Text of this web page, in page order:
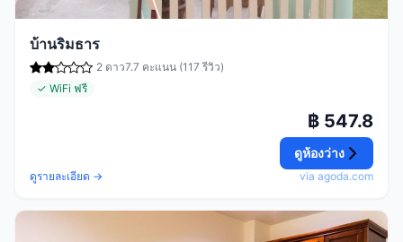
บ้านริมธาร
2 ดาว7.7 คะแนน (117 รีวิว)
✓ WiFi ฟรี
ดูรายละเอียด →
฿ 547.8
ดูห้องว่าง
via agoda.com